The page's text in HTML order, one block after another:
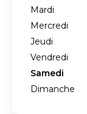
Mardi
Mercredi
Jeudi
Vendredi
Samedi
Dimanche